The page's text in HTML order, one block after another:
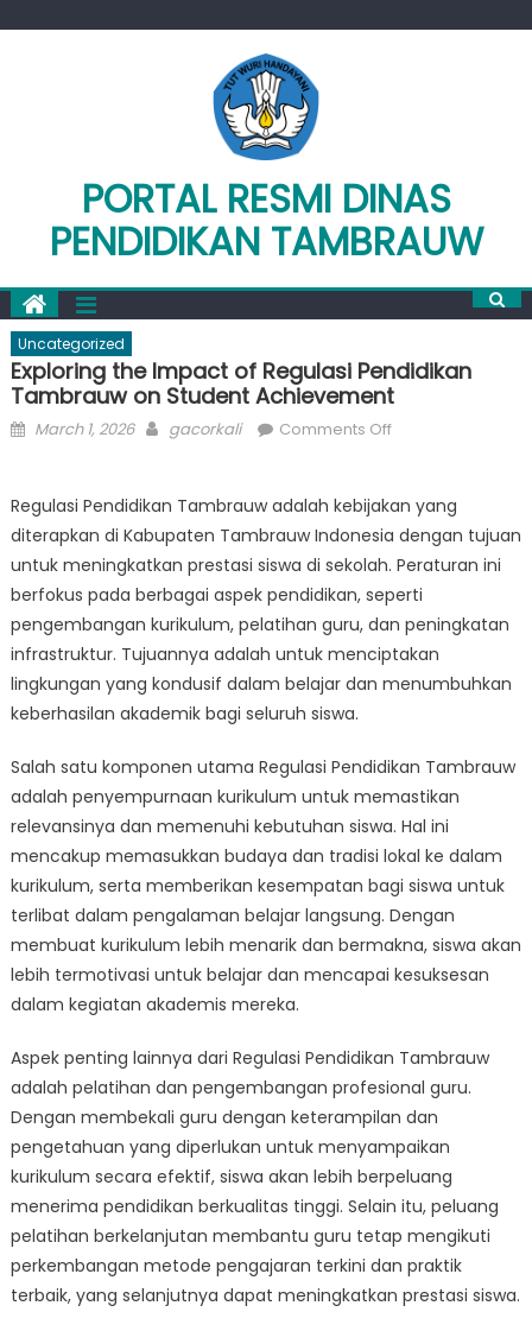
PORTAL RESMI DINAS
PENDIDIKAN TAMBRAUW
Uncategorized
Exploring the Impact of Regulasi Pendidikan
Tambrauw on Student Achievement
Posted
March 1, 2026 Author
gacorkali Comments Offon
Impact
of
Regulasi
Pendidikan
Tambrauw
on
Regulasi Pendidikan Tambrauw adalah kebijakan yang
diterapkan di Kabupaten Tambrauw Indonesia dengan tujuan
untuk meningkatkan prestasi siswa di sekolah. Peraturan ini
berfokus pada berbagai aspek pendidikan, seperti
pengembangan kurikulum, pelatihan guru, dan peningkatan
infrastruktur. Tujuannya adalah untuk menciptakan
lingkungan yang kondusif dalam belajar dan menumbuhkan
keberhasilan akademik bagi seluruh siswa.
Salah satu komponen utama Regulasi Pendidikan Tambrauw
adalah penyempurnaan kurikulum untuk memastikan
relevansinya dan memenuhi kebutuhan siswa. Hal ini
mencakup memasukkan budaya dan tradisi lokal ke dalam
kurikulum, serta memberikan kesempatan bagi siswa untuk
terlibat dalam pengalaman belajar langsung. Dengan
membuat kurikulum lebih menarik dan bermakna, siswa akan
lebih termotivasi untuk belajar dan mencapai kesuksesan
dalam kegiatan akademis mereka.
Aspek penting lainnya dari Regulasi Pendidikan Tambrauw
adalah pelatihan dan pengembangan profesional guru.
Dengan membekali guru dengan keterampilan dan
pengetahuan yang diperlukan untuk menyampaikan
kurikulum secara efektif, siswa akan lebih berpeluang
menerima pendidikan berkualitas tinggi. Selain itu, peluang
pelatihan berkelanjutan membantu guru tetap mengikuti
perkembangan metode pengajaran terkini dan praktik
terbaik, yang selanjutnya dapat meningkatkan prestasi siswa.